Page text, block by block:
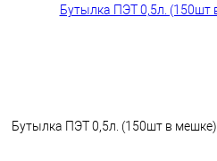
Бутылка ПЭТ 0,5л. (150шт в мешке)